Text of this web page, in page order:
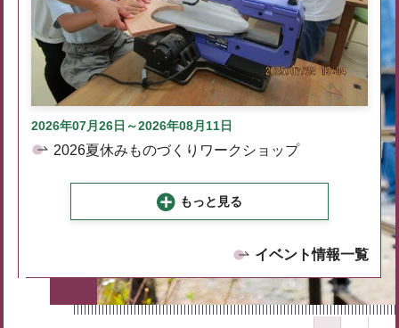
2026年07月26日～2026年08月11日
2026夏休みものづくりワークショップ
もっと見る
イベント情報一覧